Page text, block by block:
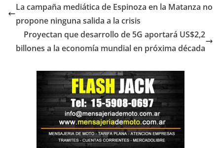
La campaña mediática de Espinoza en la Matanza no
propone ninguna salida a la crisis
Proyectan que desarrollo de 5G aportará US$2,2
billones a la economía mundial en próxima década